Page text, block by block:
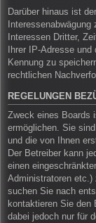
Darüber hinaus ist
Interessen Dritter,
Ihrer IP-Adresse
Kennung zu
rechtlichen
REGELUNGEN
Zweck eines Boards
ermöglichen. Sie
und die von Ihnen
Der Betreiber kann
einen
Administratoren etc.)
suchen Sie nach
kontaktieren Sie den
dabei jedoch nur für